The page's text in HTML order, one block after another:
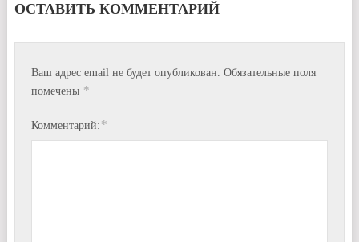
ОСТАВИТЬ КОММЕНТАРИЙ
Ваш адрес email не будет опубликован. Обязательные поля
помечены *
Комментарий: *